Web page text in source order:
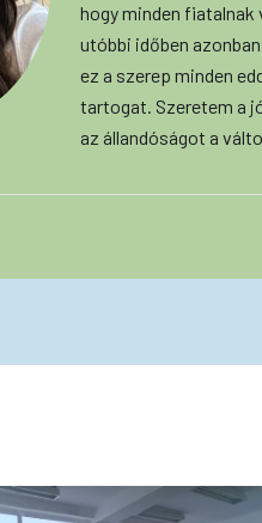
hogy minden fiatalnak
utóbbi időben
ez a szerep minden
tartogat. Szeretem a
az állandóságot a